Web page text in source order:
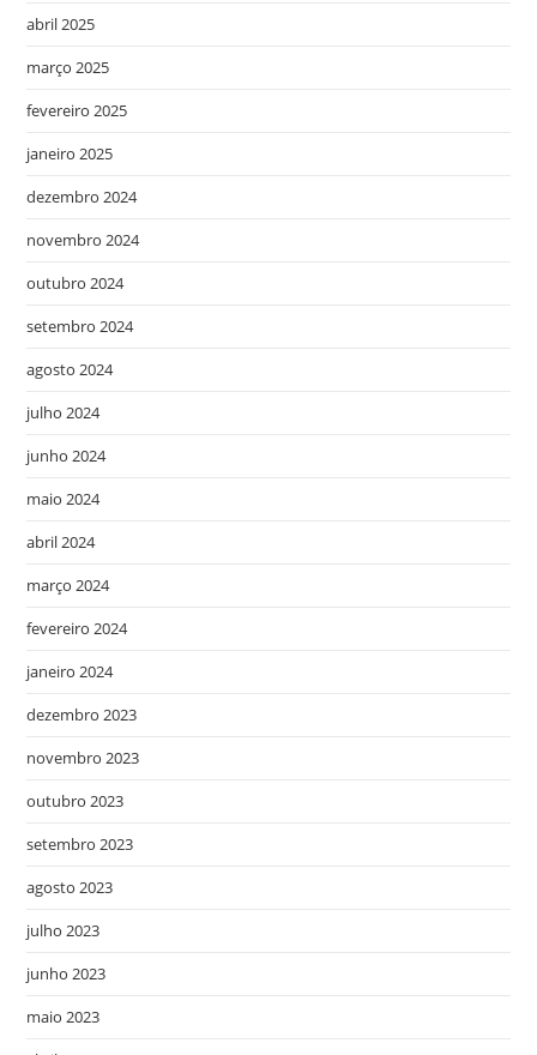
abril 2025
março 2025
fevereiro 2025
janeiro 2025
dezembro 2024
novembro 2024
outubro 2024
setembro 2024
agosto 2024
julho 2024
junho 2024
maio 2024
abril 2024
março 2024
fevereiro 2024
janeiro 2024
dezembro 2023
novembro 2023
outubro 2023
setembro 2023
agosto 2023
julho 2023
junho 2023
maio 2023